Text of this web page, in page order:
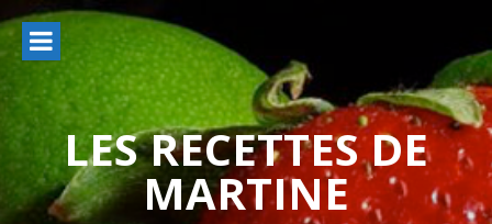
Aller
au
contenu
LES RECETTES DE
MARTINE